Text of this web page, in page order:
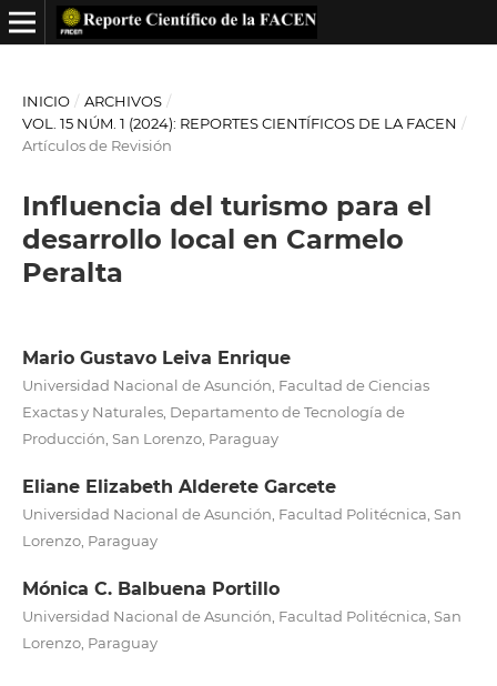
INICIO / ARCHIVOS /
VOL. 15 NÚM. 1 (2024): REPORTES CIENTÍFICOS DE LA FACEN /
Artículos de Revisión
Influencia del turismo para el
desarrollo local en Carmelo
Peralta
Mario Gustavo Leiva Enrique
Universidad Nacional de Asunción, Facultad de Ciencias
Exactas y Naturales, Departamento de Tecnología de
Producción, San Lorenzo, Paraguay
Eliane Elizabeth Alderete Garcete
Universidad Nacional de Asunción, Facultad Politécnica, San
Lorenzo, Paraguay
Mónica C. Balbuena Portillo
Universidad Nacional de Asunción, Facultad Politécnica, San
Lorenzo, Paraguay